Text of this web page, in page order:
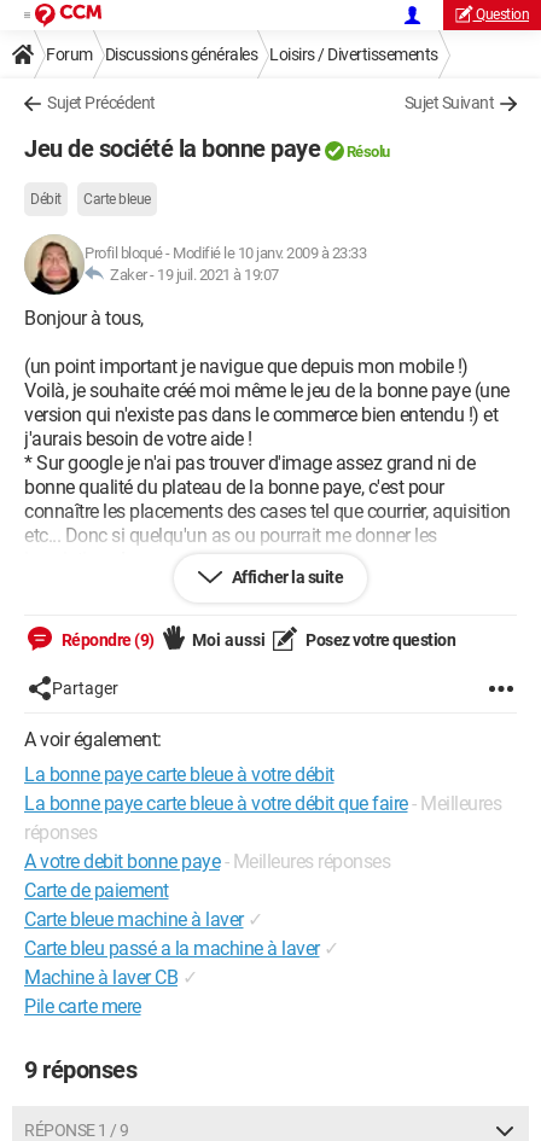
Question
Forum Discussions générales Loisirs / Divertissements
Sujet Précédent Sujet Suivant
Jeu de société la bonne paye Résolu
Débit Carte bleue
Profil bloqué- Modifié le 10 janv. 2009 à 23:33
Zaker - 19 juil. 2021 à 19:07
Bonjour à tous,
(un point important je navigue que depuis mon mobile !)
Voilà, je souhaite créé moi même le jeu de la bonne paye (une
version qui n'existe pas dans le commerce bien entendu !) et
j'aurais besoin de votre aide !
* Sur google je n'ai pas trouver d'image assez grand ni de
bonne qualité du plateau de la bonne paye, c'est pour
connaître les placements des cases tel que courrier, aquisition
etc... Donc si quelqu'un as ou pourrait me donner les
* Je souhaite aussi savoir combien il y a de cartes prêts, de
* Je souhaite aussi connaître, pour la partie courrier: -le
nombre de cartes postales
-le nombre de pub
Et si quelqu'un est motiver (lol) s'il peut me dire le nombre de
cartes assur'auto et médecin et leur tarif etc...
Voilà ! Merci beaucoup par avance ! Et en espérant ne pas trop
vous en demander !
Surtout Bonne Année 2009 !
Afficher la suite
Répondre (9) Moi aussi Posez votre question
Partager
A voir également:
La bonne paye carte bleue à votre débit
La bonne paye carte bleue à votre débit que faire- Meilleures
réponses
A votre debit bonne paye - Meilleures réponses
Carte de paiement
Carte bleue machine à laver ✓
Carte bleu passé a la machine à laver ✓
Machine à laver CB ✓
Pile carte mere
9 réponses
RÉPONSE 1 / 9